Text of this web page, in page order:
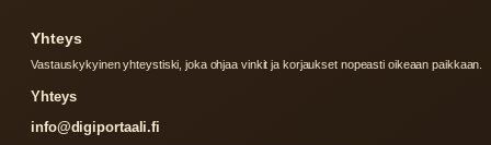
Yhteys
Vastauskykyinen yhteystiski, joka ohjaa vinkit ja korjaukset nopeasti oikeaan paikkaan.
Yhteys
info@digiportaali.fi